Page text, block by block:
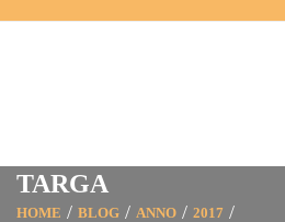
TARGA
HOME BLOG ANNO
2017